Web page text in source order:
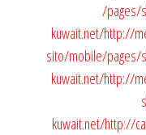
/pages/
kuwait.net/http://
sito/mobile/pages/
kuwait.net/http://
kuwait.net/http://